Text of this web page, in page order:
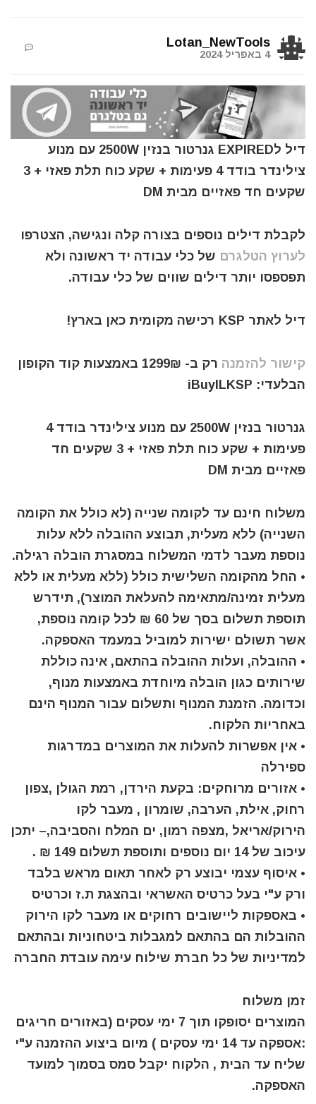
Lotan_NewTools
4 באפריל 2024
דיל לEXPIRED גנרטור בנזין 2500W עם מנוע
צילינדר בודד 4 פעימות + שקע כוח תלת פאזי + 3
שקעים חד פאזיים מבית DM
לקבלת דילים נוספים בצורה קלה ונגישה, הצטרפו
לערוץ הטלגרם של כלי עבודה יד ראשונה ולא
תפספסו יותר דילים שווים של כלי עבודה.
דיל לאתר KSP רכישה מקומית כאן בארץ!
קישור להזמנה
רק ב- 1299₪ באמצעות קוד הקופון
הבלעדי: iBuyILKSP
גנרטור בנזין 2500W עם מנוע צילינדר בודד 4
פעימות + שקע כוח תלת פאזי + 3 שקעים חד
פאזיים מבית DM
משלוח חינם עד לקומה שנייה (לא כולל את הקומה
השנייה) ללא מעלית, תבוצע ההובלה ללא עלות
נוספת מעבר לדמי המשלוח במסגרת הובלה רגילה.
• החל מהקומה השלישית כולל (ללא מעלית או ללא
מעלית זמינה/מתאימה להעלאת המוצר), תידרש
תוספת תשלום בסך של 60 ₪ לכל קומה נוספת,
אשר תשולם ישירות למוביל במעמד האספקה.
• ההובלה, ועלות ההובלה בהתאם, אינה כוללת
שירותים כגון הובלה מיוחדת באמצעות מנוף,
וכדומה. הזמנת המנוף ותשלום עבור המנוף הינם
באחריות הלקוח.
• אין אפשרות להעלות את המוצרים במדרגות
ספירלה
• אזורים מרוחקים: בקעת הירדן, רמת הגולן ,צפון
רחוק, אילת, הערבה, שומרון , מעבר לקו
הירוק/אריאל ,מצפה רמון, ים המלח והסביבה,– יתכן
עיכוב של 14 יום נוספים ותוספת תשלום 149 ₪ .
• איסוף עצמי יבוצע רק לאחר תאום מראש בלבד
ורק ע"י בעל כרטיס האשראי ובהצגת ת.ז וכרטיס
• באספקות ליישובים רחוקים או מעבר לקו הירוק
ההובלות הם בהתאם למגבלות ביטחוניות ובהתאם
למדיניות של כל חברת שילוח עימה עובדת החברה
זמן משלוח
המוצרים יסופקו תוך 7 ימי עסקים (באזורים חריגים
:אספקה עד 14 ימי עסקים ) מיום ביצוע ההזמנה ע"י
שליח עד הבית , הלקוח יקבל סמס בסמוך למועד
האספקה.